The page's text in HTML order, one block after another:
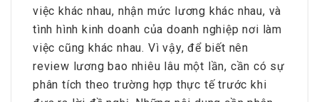
việc khác nhau, nhận mức lương khác nhau, và
tình hình kinh doanh của doanh nghiệp nơi làm
việc cũng khác nhau. Vì vậy, để biết nên
review lương bao nhiêu lâu một lần, cần có sự
phân tích theo trường hợp thực tế trước khi